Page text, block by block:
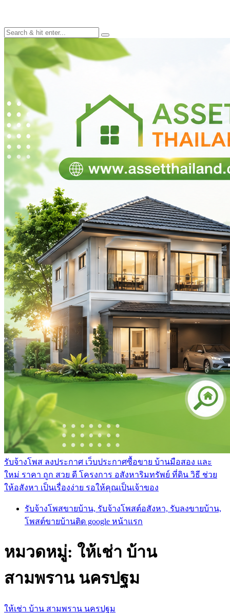
รับจ้างโพส ลงประกาศ เว็บประกาศซื้อขาย บ้านมือสอง และ
ใหม่ ราคา ถูก สวย ดี โครงการ อสังหาริมทรัพย์ ที่ดิน วิธี ช่วย
ให้อสังหา เป็นเรื่องง่าย รอให้คุณเป็นเจ้าของ
รับจ้างโพสขายบ้าน, รับจ้างโพสต์อสังหา, รับลงขายบ้าน,
โพสต์ขายบ้านติด google หน้าแรก
หมวดหมู่: ให้เช่า บ้าน
สามพราน นครปฐม
ให้เช่า บ้าน สามพราน นครปฐม